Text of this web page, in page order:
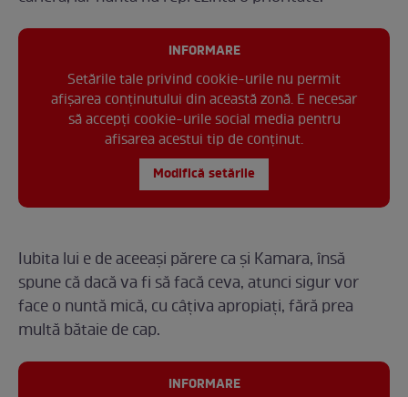
INFORMARE
Setările tale privind cookie-urile nu permit
afișarea conținutului din această zonă. E necesar
să accepți cookie-urile social media pentru
afisarea acestui tip de conținut.
Modifică setările
Iubita lui e de aceeași părere ca și Kamara, însă
spune că dacă va fi să facă ceva, atunci sigur vor
face o nuntă mică, cu câțiva apropiați, fără prea
multă bătaie de cap.
INFORMARE